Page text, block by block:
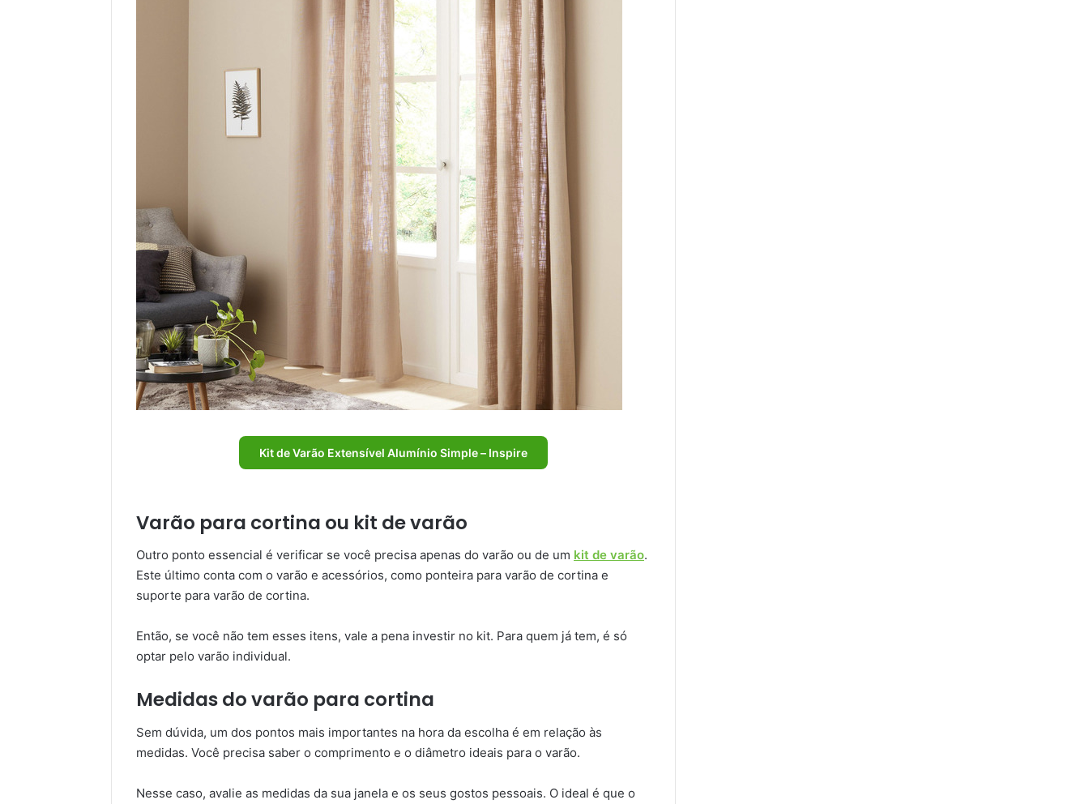
Kit de Varão Extensível Alumínio Simple – Inspire
Varão para cortina ou kit de varão
Outro ponto essencial é verificar se você precisa apenas do varão ou de um kit de varão.
Este último conta com o varão e acessórios, como ponteira para varão de cortina e
suporte para varão de cortina.
Então, se você não tem esses itens, vale a pena investir no kit. Para quem já tem, é só
optar pelo varão individual.
Medidas do varão para cortina
Sem dúvida, um dos pontos mais importantes na hora da escolha é em relação às
medidas. Você precisa saber o comprimento e o diâmetro ideais para o varão.
Nesse caso, avalie as medidas da sua janela e os seus gostos pessoais. O ideal é que o